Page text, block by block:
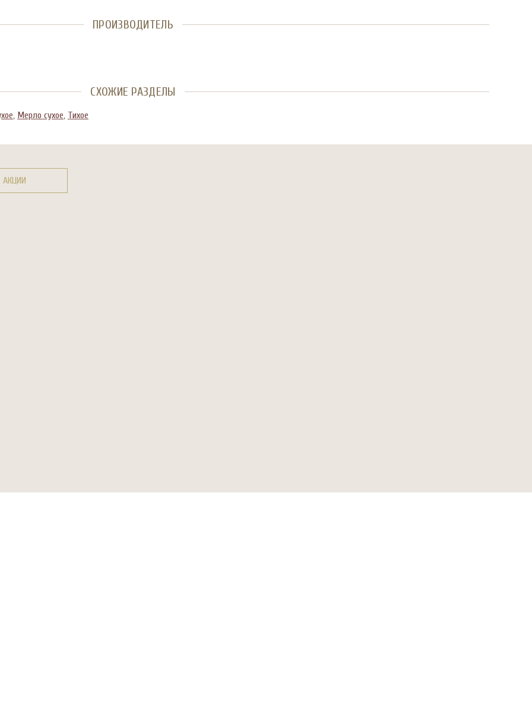
ПРОИЗВОДИТЕЛЬ
СХОЖИЕ РАЗДЕЛЫ
, Мерло сухое, Тихое
АКЦИИ